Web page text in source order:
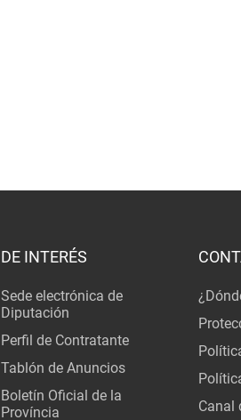
DE INTERÉS
Sede electrónica de
Diputación
Perfil de Contratante
Tablón de Anuncios
Boletín Oficial de la
Província
Canal